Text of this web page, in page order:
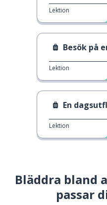
Lektion
Besök på
Lektion
En
Lektion
Bläddra bland
passar